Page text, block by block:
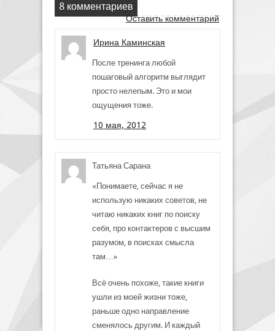
8 комментариев
Оставить комментарий
Ирина Каминская
После тренинга любой
пошаговый алгоритм выглядит
просто нелепым. Это и мои
ощущения тоже.
10 мая, 2012
Татьяна Сарана
«Понимаете, сейчас я не
использую никаких советов, не
читаю никаких книг по поиску
себя, про контактеров с высшим
разумом, в поисках смысла
там…»
Всё очень похоже, такие книги
ушли из моей жизни тоже,
раньше одно направление
сменялось другим. И каждый